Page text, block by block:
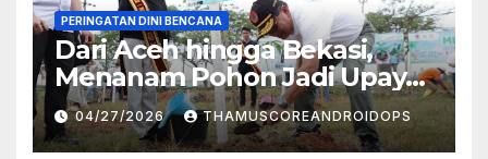
PERINGATAN DINI BENCANA
Dari Aceh hingga Bekasi,
Menanam Pohon Jadi Upaya
Redam Bencana Alam
04/27/2026 THAMUSCOREANDROIDOPS